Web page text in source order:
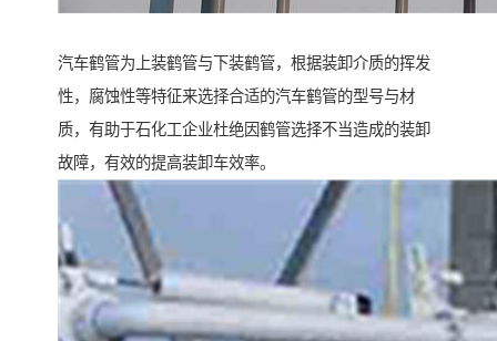
汽车鹤管为上装鹤管与下装鹤管，根据装卸介质的挥发
性，腐蚀性等特征来选择合适的汽车鹤管的型号与材
质，有助于石化工企业杜绝因鹤管选择不当造成的装卸
故障，有效的提高装卸车效率。